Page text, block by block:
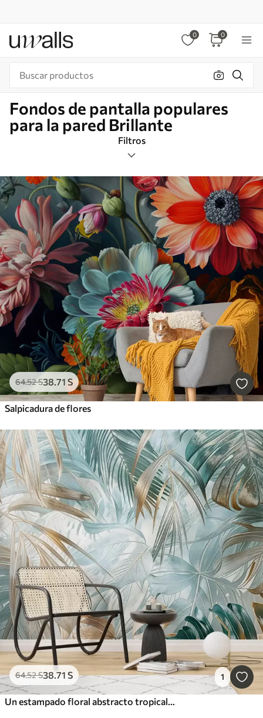
0 0
Fondos de pantalla populares
para la pared Brillante
Filtros
Etiquetas
Formato de imagen
Brillante
Inteligente
Borrar todos los filtros
64.52S38.71 S
Salpicadura de flores
64.52S38.71 S 1
Un estampado floral abstracto tropical con grandes hojas de palmera en tonos azules y beige crea un ambiente exuberante